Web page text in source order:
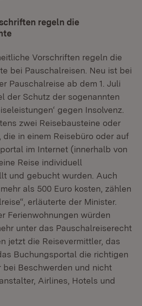
regeln die
Vorschriften regeln die
bei Pauschalreisen. Neu ist bei
Pauschalreise ab dem 1. Juli
der Schutz der sogenannten
gegen Insolvenz.
zwei Reisebausteine oder
die in einem Reisebüro oder auf
im Internet (innerhalb von
Reise individuell
und gebucht wurden. Auch
als 500 Euro kosten, zählen
erläuterte der Minister.
Ferienwohnungen würden
unter das Pauschalreiserecht
jetzt die Reisevermittler, das
Buchungsportal die richtigen
bei Beschwerden und nicht
Airlines, Hotels und